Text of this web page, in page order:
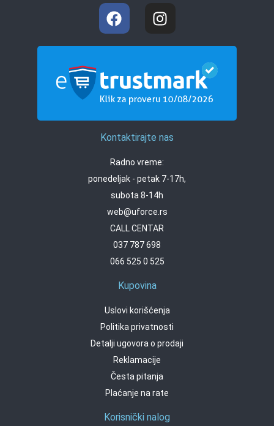
Kontaktirajte nas
Radno vreme:
ponedeljak - petak 7-17h,
subota 8-14h
web@uforce.rs
CALL CENTAR
037 787 698
066 525 0 525
Kupovina
Uslovi korišćenja
Politika privatnosti
Detalji ugovora o prodaji
Reklamacije
Česta pitanja
Plaćanje na rate
Korisnički nalog